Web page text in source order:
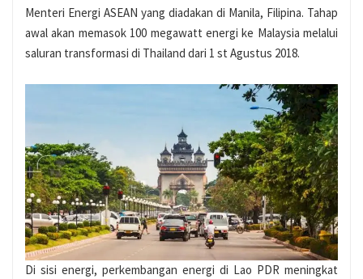
Menteri Energi ASEAN yang diadakan di Manila, Filipina. Tahap
awal akan memasok 100 megawatt energi ke Malaysia melalui
saluran transformasi di Thailand dari 1 st Agustus 2018.
Di sisi energi, perkembangan energi di Lao PDR meningkat